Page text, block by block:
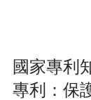
國家專利
專利：保